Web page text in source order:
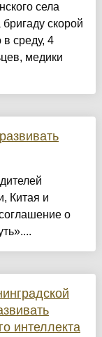
села
скорой
среду, 4
медики
Китая и
о
интеллекта